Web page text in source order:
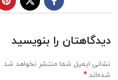
دیدگاهتان را بنویسید
نشانی ایمیل شما منتشر نخواهد شد.
شده‌اند *